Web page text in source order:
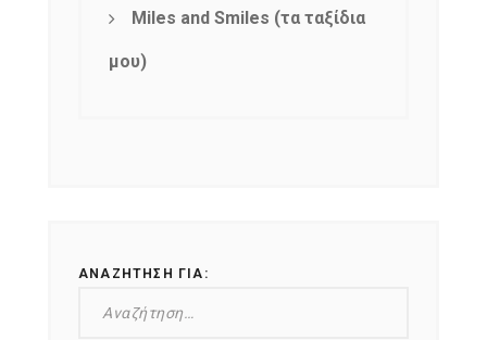
Miles and Smiles (τα ταξίδια
μου)
ΑΝΑΖΉΤΗΣΗ ΓΙΑ: